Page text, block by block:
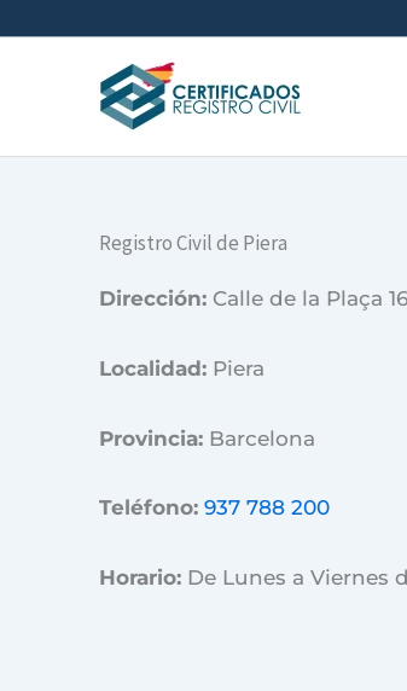
Registro Civil de Piera
Dirección: Calle de la Plaça
Localidad: Piera
Provincia: Barcelona
Teléfono: 937 788 200
Horario: De Lunes a Viernes